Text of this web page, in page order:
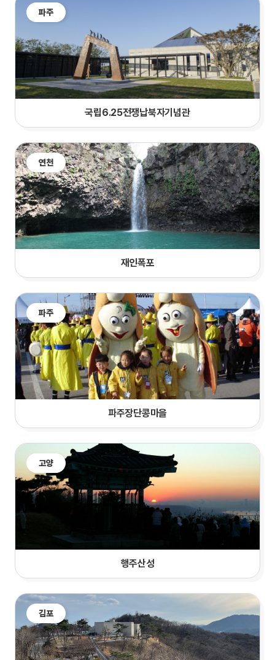
파주
국립6.25전쟁납북자기념관
연천
재인폭포
파주
파주장단콩마을
고양
행주산성
김포